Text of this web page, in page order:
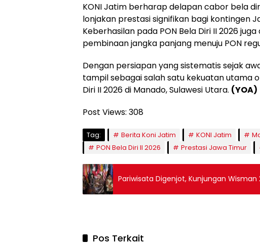
KONI Jatim berharap delapan cabor bela
lonjakan prestasi signifikan bagi kontingen
Keberhasilan pada PON Bela Diri II 2026
pembinaan jangka panjang menuju PON
Dengan persiapan yang sistematis sejak
tampil sebagai salah satu kekuatan utama
Diri II 2026 di Manado, Sulawesi Utara. (YOA)
Post Views: 308
Tag: Berita Koni Jatim KONI Jatim
PON Bela Diri II 2026
Prestasi Jawa Timur
Pariwisata Digenjot, Kunjungan
Pos Terkait